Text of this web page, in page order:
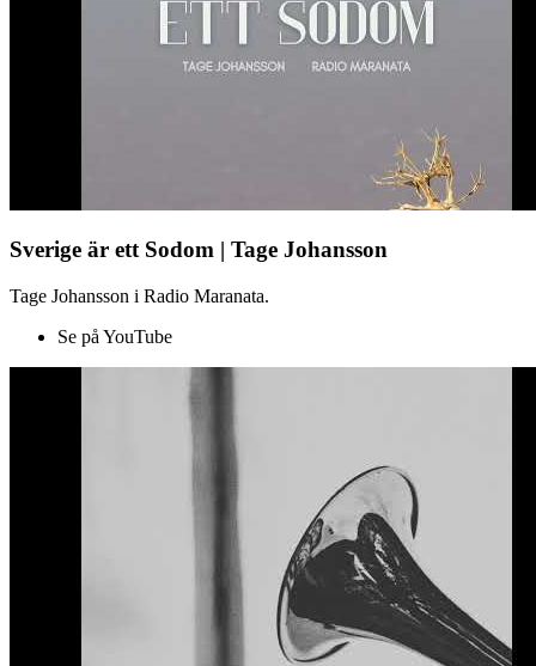
Sverige är ett Sodom | Tage Johansson
Tage Johansson i Radio Maranata.
Se på YouTube